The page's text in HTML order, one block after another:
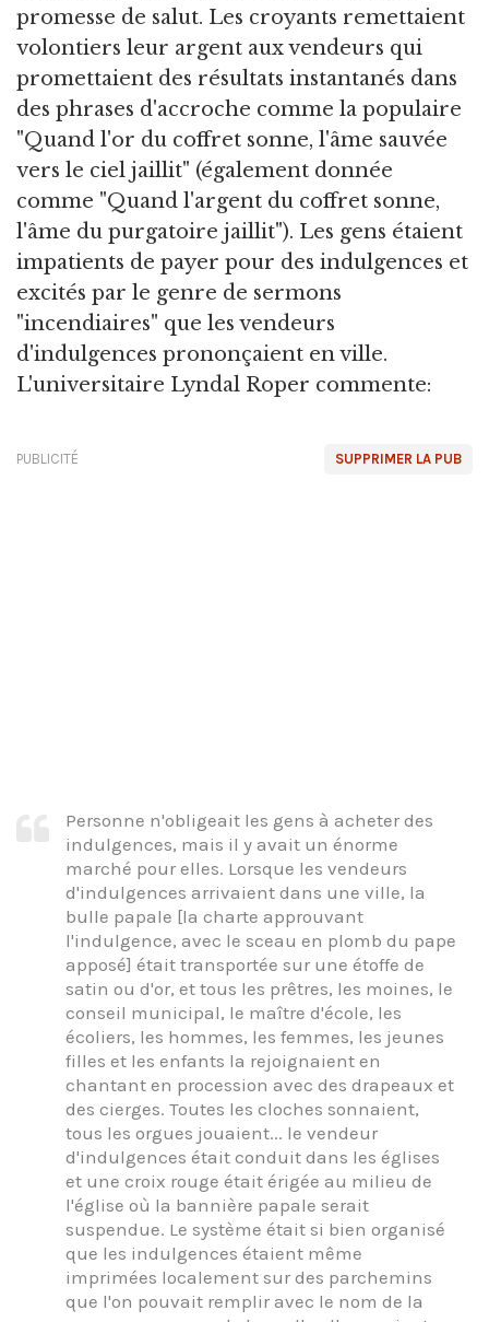
promesse de salut. Les croyants remettaient
volontiers leur argent aux vendeurs qui
promettaient des résultats instantanés dans
des phrases d'accroche comme la populaire
"Quand l'or du coffret sonne, l'âme sauvée
vers le ciel jaillit" (également donnée
comme "Quand l'argent du coffret sonne,
l'âme du purgatoire jaillit"). Les gens étaient
impatients de payer pour des indulgences et
excités par le genre de sermons
"incendiaires" que les vendeurs
d'indulgences prononçaient en ville.
L'universitaire Lyndal Roper commente:
SUPPRIMER LA PUB
PUBLICITÉ
Personne n'obligeait les gens à acheter des
indulgences, mais il y avait un énorme
marché pour elles. Lorsque les vendeurs
d'indulgences arrivaient dans une ville, la
bulle papale [la charte approuvant
l'indulgence, avec le sceau en plomb du pape
apposé] était transportée sur une étoffe de
satin ou d'or, et tous les prêtres, les moines, le
conseil municipal, le maître d'école, les
écoliers, les hommes, les femmes, les jeunes
filles et les enfants la rejoignaient en
chantant en procession avec des drapeaux et
des cierges. Toutes les cloches sonnaient,
tous les orgues jouaient... le vendeur
d'indulgences était conduit dans les églises
et une croix rouge était érigée au milieu de
l'église où la bannière papale serait
suspendue. Le système était si bien organisé
que les indulgences étaient même
imprimées localement sur des parchemins
que l'on pouvait remplir avec le nom de la